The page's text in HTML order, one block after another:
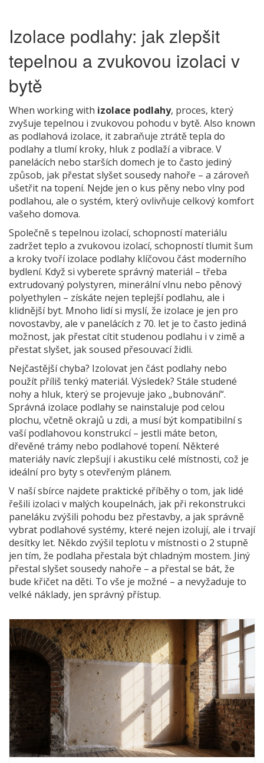
Izolace podlahy: jak zlepšit
tepelnou a zvukovou izolaci v
bytě
When working with izolace podlahy, proces, který
zvyšuje tepelnou i zvukovou pohodu v bytě. Also known
as podlahová izolace, it zabraňuje ztrátě tepla do
podlahy a tlumí kroky, hluk z podlaží a vibrace. V
panelácích nebo starších domech je to často jediný
způsob, jak přestat slyšet sousedy nahoře – a zároveň
ušetřit na topení. Nejde jen o kus pěny nebo vlny pod
podlahou, ale o systém, který ovlivňuje celkový komfort
vašeho domova.
Společně s tepelnou izolací, schopností materiálu
zadržet teplo a zvukovou izolací, schopností tlumit šum
a krokytvoří izolace podlahy klíčovou část moderního
bydlení. Když si vyberete správný materiál – třeba
extrudovaný polystyren, minerální vlnu nebo pěnový
polyethylen – získáte nejen teplejší podlahu, ale i
klidnější byt. Mnoho lidí si myslí, že izolace je jen pro
novostavby, ale v panelácích z 70. let je to často jediná
možnost, jak přestat cítit studenou podlahu i v zimě a
přestat slyšet, jak soused přesouvací židli.
Nejčastější chyba? Izolovat jen část podlahy nebo
použít příliš tenký materiál. Výsledek? Stále studené
nohy a hluk, který se projevuje jako „bubnování“.
Správná izolace podlahy se nainstaluje pod celou
plochu, včetně okrajů u zdi, a musí být kompatibilní s
vaší podlahovou konstrukcí – jestli máte beton,
dřevěné trámy nebo podlahové topení. Některé
materiály navíc zlepšují i akustiku celé místnosti, což je
ideální pro byty s otevřeným plánem.
V naší sbírce najdete praktické příběhy o tom, jak lidé
řešili izolaci v malých koupelnách, jak při rekonstrukci
paneláku zvýšili pohodu bez přestavby, a jak správně
vybrat podlahové systémy, které nejen izolují, ale i trvají
desítky let. Někdo zvýšil teplotu v místnosti o 2 stupně
jen tím, že podlaha přestala být chladným mostem. Jiný
přestal slyšet sousedy nahoře – a přestal se bát, že
bude křičet na děti. To vše je možné – a nevyžaduje to
velké náklady, jen správný přístup.